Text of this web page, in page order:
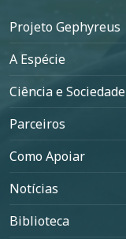
Rodapé
Projeto Gephyreus
A Espécie
Ciência e Sociedade
Parceiros
Como Apoiar
Notícias
Biblioteca